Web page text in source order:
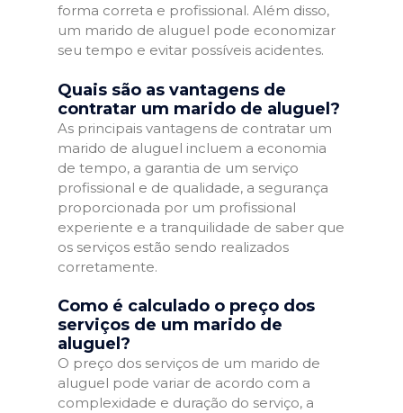
forma correta e profissional. Além disso,
um marido de aluguel pode economizar
seu tempo e evitar possíveis acidentes.
Quais são as vantagens de
contratar um marido de aluguel?
As principais vantagens de contratar um
marido de aluguel incluem a economia
de tempo, a garantia de um serviço
profissional e de qualidade, a segurança
proporcionada por um profissional
experiente e a tranquilidade de saber que
os serviços estão sendo realizados
corretamente.
Como é calculado o preço dos
serviços de um marido de
aluguel?
O preço dos serviços de um marido de
aluguel pode variar de acordo com a
complexidade e duração do serviço, a